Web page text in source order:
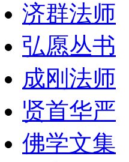
济群法师
弘愿丛书
成刚法师
贤首华严
佛学文集